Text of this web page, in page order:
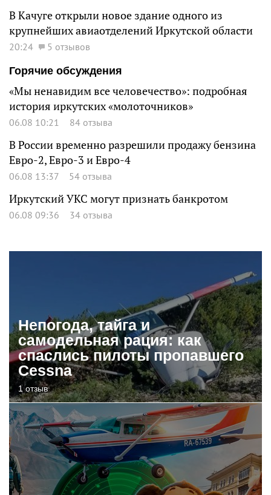
В Качуге открыли новое здание одного из
крупнейших авиаотделений Иркутской области
20:24
5 отзывов
Горячие обсуждения
«Мы ненавидим все человечество»: подробная
история иркутских «молоточников»
06.08 10:21 84 отзыва
В России временно разрешили продажу бензина
Евро-2, Евро-3 и Евро-4
06.08 13:37 54 отзыва
Иркутский УКС могут признать банкротом
06.08 09:36 34 отзыва
Непогода, тайга и
самодельная рация: как
спаслись пилоты пропавшего
Cessna
1 отзыв